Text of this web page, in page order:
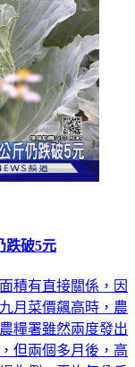
跌破5元
積有直接關係，因
月菜價飆高時，農
糧署雖然兩度發出
但兩個多月後，高